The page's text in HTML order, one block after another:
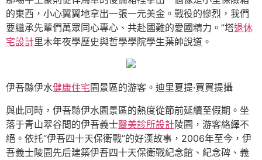
的東西，小心翼翼地拿出一張一元美金。戰役的慘烈，我們
要繼承先輩們萬眾同心專心、共赴國難的愛國精力。”塔退休
宅設計里木年夜學歷史與哲學學院學生葉帥說道。
伊吾縣伊水健康住宅園景區的游客。迪里夏提·買買提攝
與此同時，伊吾縣伊水園景區的熱度從節前延續至假期。坐
落于青山翠谷間的伊吾義士醫美診所設計陵園，游客絡繹不
絕。依托“伊吾四十天保衛戰”的好漢故事，2006年至今，伊
吾義士陵園先后建築伊吾四十天保衛戰紀念館、紀念碑、義